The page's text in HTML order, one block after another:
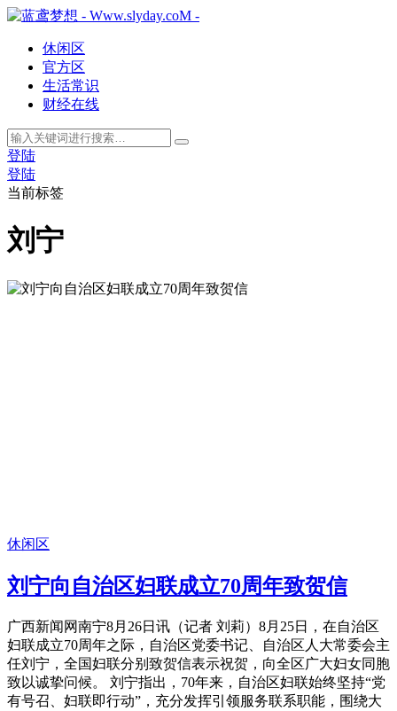
休闲区
官方区
生活常识
财经在线
登陆
登陆
当前标签
刘宁
休闲区
刘宁向自治区妇联成立70周年致贺信
广西新闻网南宁8月26日讯（记者 刘莉）8月25日，在自治区
妇联成立70周年之际，自治区党委书记、自治区人大常委会主
任刘宁，全国妇联分别致贺信表示祝贺，向全区广大妇女同胞
致以诚挚问候。 刘宁指出，70年来，自治区妇联始终坚持“党
有号召、妇联即行动”，充分发挥引领服务联系职能，围绕大